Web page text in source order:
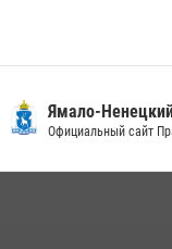
«Каникулы с
Ямало-
Официальный сайт